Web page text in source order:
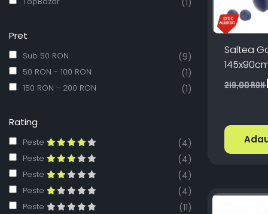
(1)
Pret
Sub 50 RON (9)
50 RON - 100 RON (1)
150 RON - 200 RON (1)
Rating
Peste (4)
Peste (4)
Peste (4)
Peste (4)
Peste (11)
Saltea
Pompa
219,00 RON